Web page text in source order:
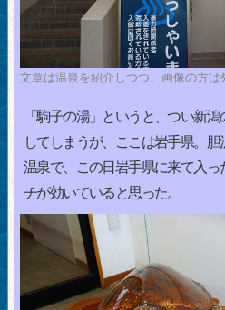
文章は温泉を紹介しつつ、画像の方は
「駒子の湯」というと、つい新
してしまうが、ここは岩手県。
温泉で、この日岩手県に来て入
チが効いていると思った。